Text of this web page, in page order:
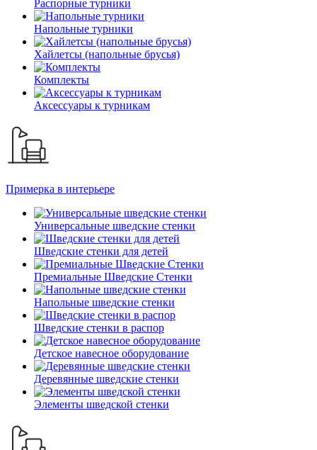
Распорные турники
Напольные турники
Хайлетсы (напольные брусья)
Комплекты
Аксессуары к турникам
Примерка в интерьере
Универсальные шведские стенки
Шведские стенки для детей
Премиальные Шведские Стенки
Напольные шведские стенки
Шведские стенки в распор
Детское навесное оборудование
Деревянные шведские стенки
Элементы шведской стенки